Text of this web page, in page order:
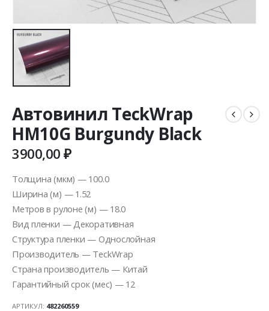
Автовинил TeckWrap
HM10G Burgundy Black
3900,00₽
Толщина (мкм) — 100.0
Ширина (м) — 1.52
Метров в рулоне (м) — 18.0
Вид пленки — Декоративная
Структура пленки — Однослойная
Производитель — TeckWrap
Страна производитель — Китай
Гарантийный срок (мес) — 12
АРТИКУЛ: 482260559